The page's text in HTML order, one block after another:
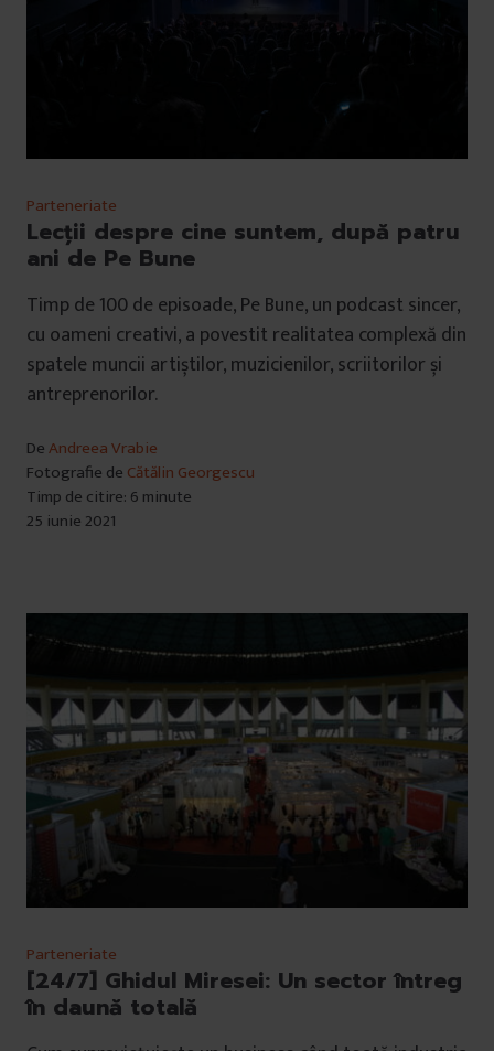
Parteneriate
Lecții despre cine suntem, după patru
ani de Pe Bune
Timp de 100 de episoade, Pe Bune, un podcast sincer,
cu oameni creativi, a povestit realitatea complexă din
spatele muncii artiștilor, muzicienilor, scriitorilor și
antreprenorilor.
DeAndreea Vrabie
Fotografie de Cătălin Georgescu
Timp de citire: 6 minute
25 iunie 2021
Parteneriate
[24/7] Ghidul Miresei: Un sector întreg
în daună totală